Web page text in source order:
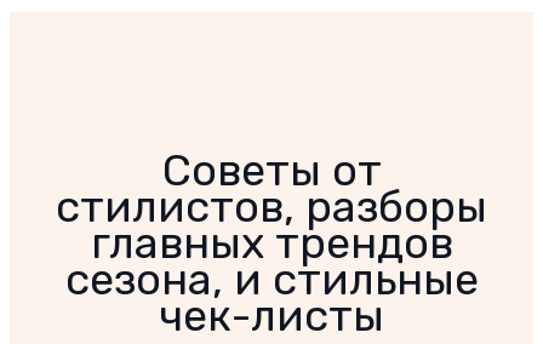
Советы от
стилистов, разборы
главных трендов
сезона, и стильные
чек-листы